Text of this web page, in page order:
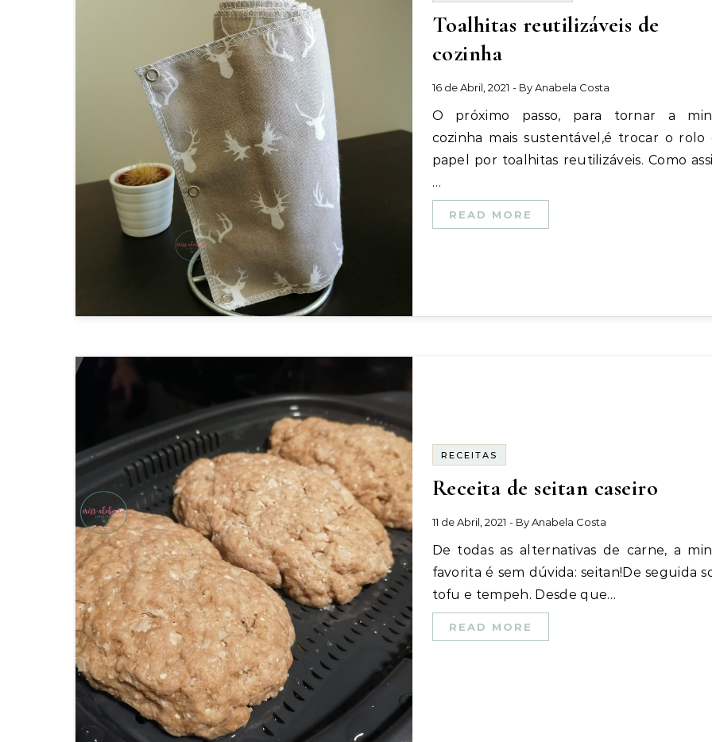
Toalhitas reutilizáveis de
cozinha
16 de Abril, 2021 - ByAnabela Costa
O próximo passo, para tornar a minha
cozinha mais sustentável,é trocar o rolo
papel por toalhitas reutilizáveis. Como
…
READ MORE
RECEITAS
Receita de seitan caseiro
11 de Abril, 2021 - ByAnabela Costa
De todas as alternativas de carne, a minha
favorita é sem dúvida: seitan!De seguida
tofu e tempeh. Desde que…
READ MORE